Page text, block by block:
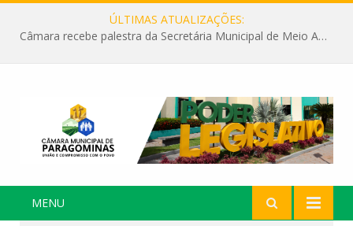
ÚLTIMAS ATUALIZAÇÕES:
Câmara recebe palestra da Secretária Municipal de Meio Ambiente sobre as ações da “SEMANA DO MEIO AMBIENTE”
MENU